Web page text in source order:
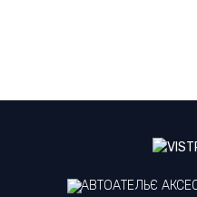
АВТОАТЕЛЬЄ